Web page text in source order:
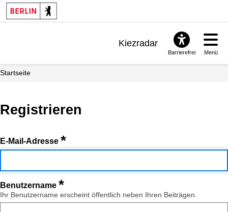
Kiezradar
Barrierefrei Menü
Startseite
Registrieren
E-Mail-Adresse *
Benutzername *
Ihr Benutzername erscheint öffentlich neben Ihren Beiträgen.